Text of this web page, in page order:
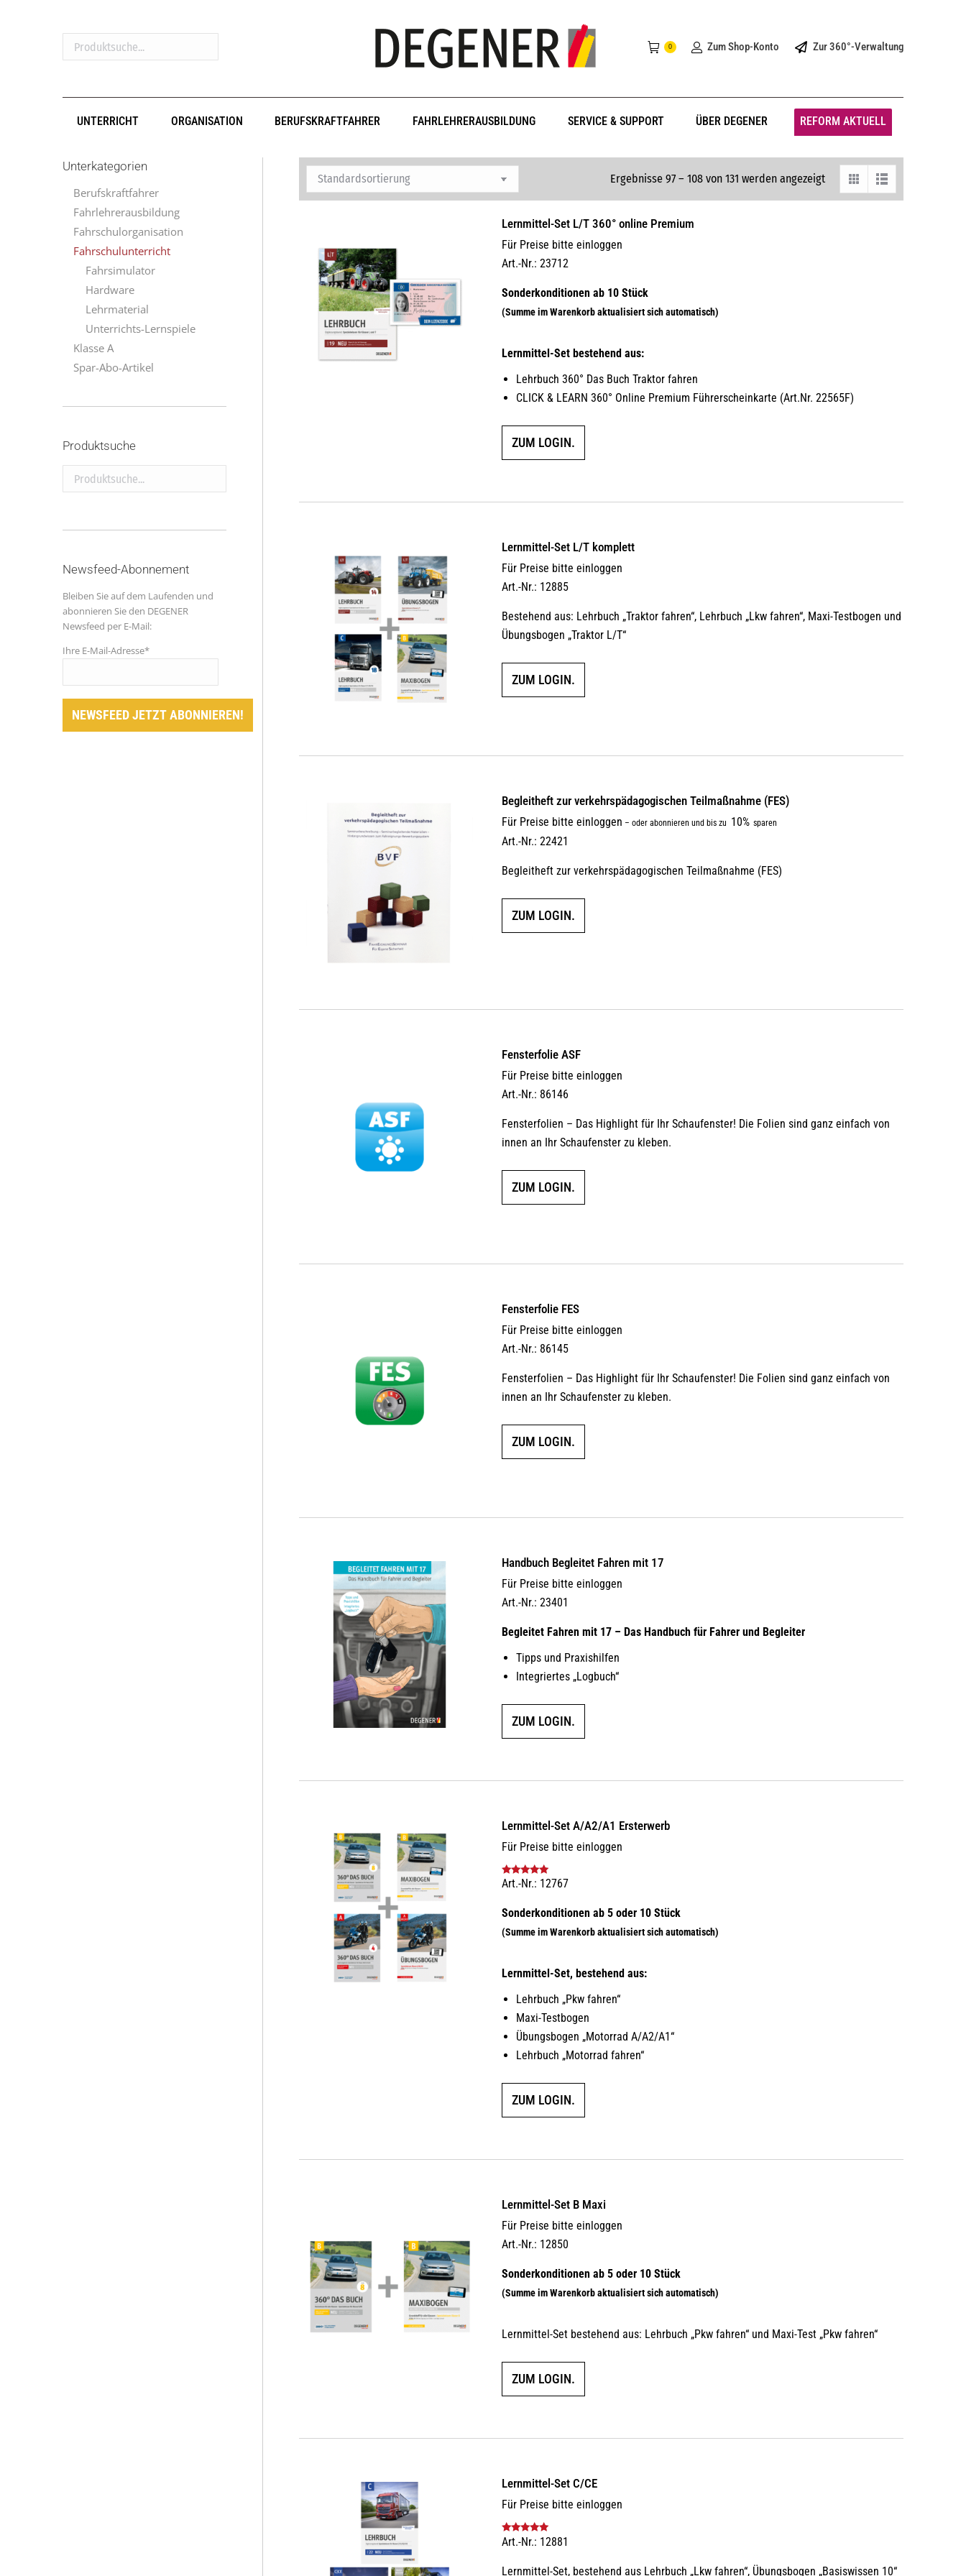
Produktsuche...
0 Zum Shop-Konto Zur 360°-Verwaltung
UNTERRICHT ORGANISATION BERUFSKRAFTFAHRER FAHRLEHRERAUSBILDUNG SERVICE & SUPPORT ÜBER DEGENER REFORM AKTUELL
Ergebnisse 97 – 108 von 131 werden angezeigt
Lernmittel-Set L/T 360° online Premium
Für Preise bitte einloggen
Art.-Nr.: 23712
Lernmittel-Set bestehend aus:
Lehrbuch 360° Das Buch Traktor fahren
CLICK & LEARN 360° Online Premium Führerscheinkarte (Art.Nr. 22565F)
ZUM LOGIN.
Lernmittel-Set L/T komplett
Für Preise bitte einloggen
Art.-Nr.: 12885
Bestehend aus: Lehrbuch „Traktor fahren“, Lehrbuch „Lkw fahren“, Maxi-Testbogen und
Übungsbogen „Traktor L/T“
ZUM LOGIN.
Begleitheft zur verkehrs­päda­gogi­schen Teilmaßnahme (FES)
Für Preise bitte einloggen – oder abonnieren und bis zu 10% sparen
Art.-Nr.: 22421
Begleitheft zur verkehrspädagogischen Teilmaßnahme (FES)
ZUM LOGIN.
Fensterfolie ASF
Für Preise bitte einloggen
Art.-Nr.: 86146
Fensterfolien – Das Highlight für Ihr Schaufenster! Die Folien sind ganz einfach von
innen an Ihr Schaufenster zu kleben.
ZUM LOGIN.
Fensterfolie FES
Für Preise bitte einloggen
Art.-Nr.: 86145
Fensterfolien – Das Highlight für Ihr Schaufenster! Die Folien sind ganz einfach von
innen an Ihr Schaufenster zu kleben.
ZUM LOGIN.
Handbuch Begleitet Fahren mit 17
Für Preise bitte einloggen
Art.-Nr.: 23401
Begleitet Fahren mit 17 – Das Handbuch für Fahrer und Begleiter
Tipps und Praxishilfen
Integriertes „Logbuch“
ZUM LOGIN.
Lernmittel-Set A/A2/A1 Ersterwerb
Für Preise bitte einloggen
Bewertet mit
Art.-Nr.: 12767
Lernmittel-Set, bestehend aus:
Lehrbuch „Pkw fahren“
Maxi-Testbogen
Übungsbogen „Motorrad A/A2/A1“
Lehrbuch „Motorrad fahren“
ZUM LOGIN.
Lernmittel-Set B Maxi
Für Preise bitte einloggen
Art.-Nr.: 12850
Lernmittel-Set bestehend aus: Lehrbuch „Pkw fahren“ und Maxi-Test „Pkw fahren“
ZUM LOGIN.
Lernmittel-Set C/CE
Für Preise bitte einloggen
Bewertet mit
Art.-Nr.: 12881
Lernmittel-Set, bestehend aus Lehrbuch „Lkw fahren“, Übungsbogen „Basiswissen 10“
Unterkategorien
Berufskraftfahrer
Fahrlehrerausbildung
Fahrschulorganisation
Fahrschulunterricht
Fahrsimulator
Hardware
Lehrmaterial
Unterrichts-Lernspiele
Klasse A
Spar-Abo-Artikel
Produktsuche
Produktsuche...
Newsfeed-Abonnement
Bleiben Sie auf dem Laufenden und
abonnieren Sie den DEGENER
Newsfeed per E-Mail:
Ihre E-Mail-Adresse*